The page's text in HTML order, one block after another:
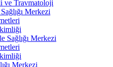
ve Travmatoloji
Merkezi
Sağlığı Merkezi
Merkezi